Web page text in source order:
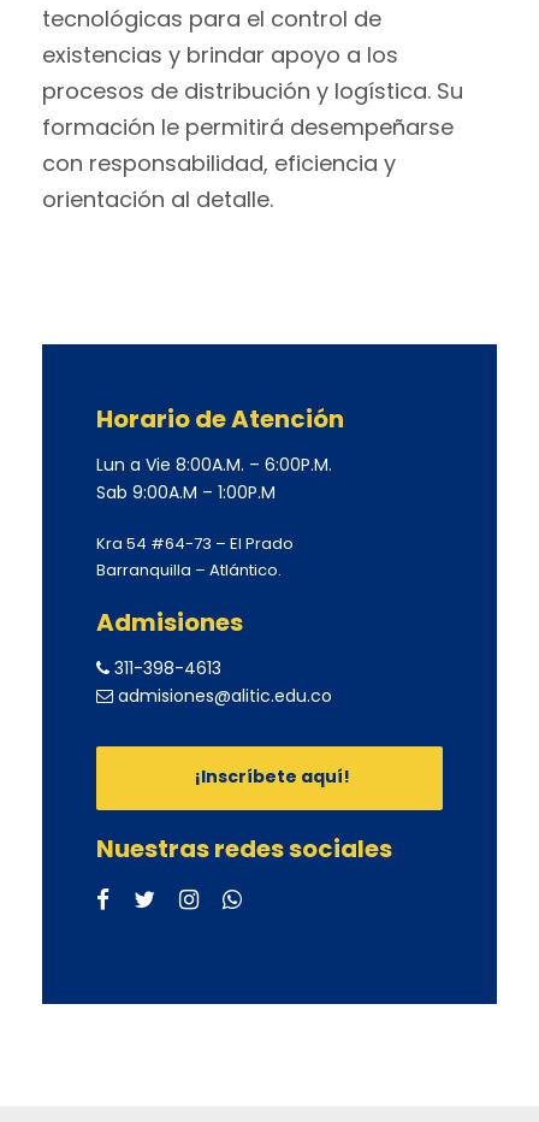
tecnológicas para el control de
existencias y brindar apoyo a los
procesos de distribución y logística. Su
formación le permitirá desempeñarse
con responsabilidad, eficiencia y
orientación al detalle.
Horario de Atención
Lun a Vie 8:00A.M. – 6:00P.M.
Sab 9:00A.M – 1:00P.M
Kra 54 #64-73 – El Prado
Barranquilla – Atlántico.
Admisiones
311-398-4613
admisiones@alitic.edu.co
¡Inscríbete aquí!
Nuestras redes sociales